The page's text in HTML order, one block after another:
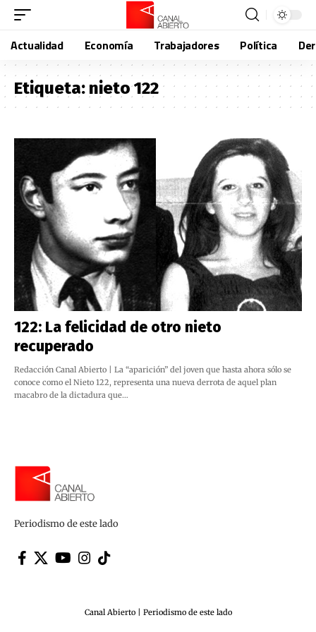
Actualidad Economía Trabajadores Política
Etiqueta:nieto 122
122: La felicidad de otro nieto
recuperado
Redacción Canal Abierto | La “aparición” del joven que hasta ahora sólo se
conoce como el Nieto 122, representa una nueva derrota de aquel plan
macabro de la dictadura que…
Periodismo de este lado
Canal Abierto | Periodismo de este lado